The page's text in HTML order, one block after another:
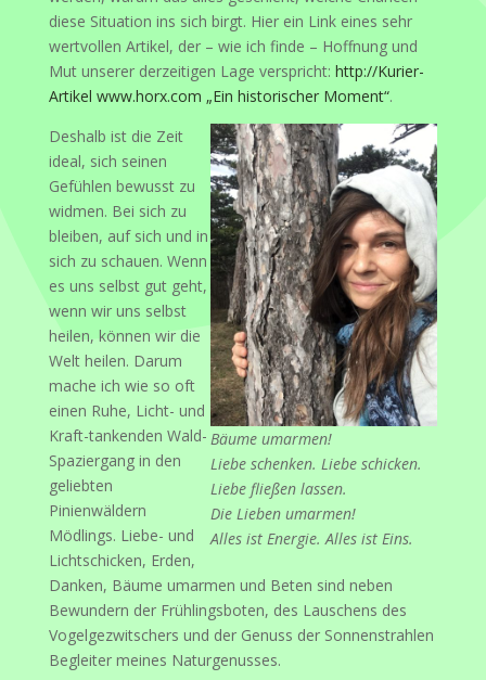
diese Situation ins sich birgt. Hier ein Link eines sehr
wertvollen Artikel, der – wie ich finde – Hoffnung und
Mut unserer derzeitigen Lage verspricht: http://Kurier-
Artikel www.horx.com „Ein historischer Moment“.
Bäume umarmen!
Liebe schenken. Liebe schicken.
Liebe fließen lassen.
Die Lieben umarmen!
Alles ist Energie. Alles ist Eins.
Deshalb ist die Zeit
ideal, sich seinen
Gefühlen bewusst zu
widmen. Bei sich zu
bleiben, auf sich und in
sich zu schauen. Wenn
es uns selbst gut geht,
wenn wir uns selbst
heilen, können wir die
Welt heilen. Darum
mache ich wie so oft
einen Ruhe, Licht- und
Kraft-tankenden Wald-
Spaziergang in den
geliebten
Pinienwäldern
Mödlings. Liebe- und
Lichtschicken, Erden,
Danken, Bäume umarmen und Beten sind neben
Bewundern der Frühlingsboten, des Lauschens des
Vogelgezwitschers und der Genuss der Sonnenstrahlen
Begleiter meines Naturgenusses.